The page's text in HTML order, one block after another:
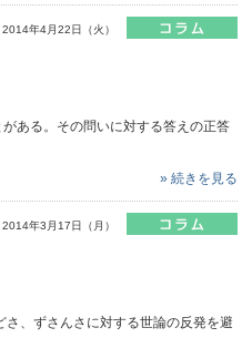
2014年4月22日（火）
る。その問いに対する答えの正答
» 続きを見る
2014年3月17日（月）
、ずさんさに対する世論の反発を避